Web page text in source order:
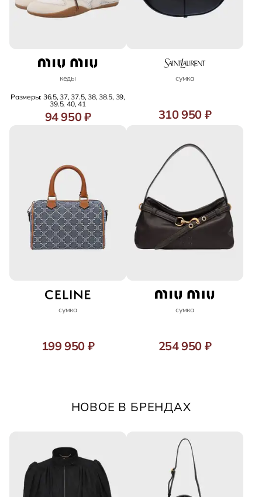
кеды
Размеры: 36.5, 37, 37.5, 38, 38.5, 39,
39.5, 40, 41
94 950 ₽
сумка
310 950 ₽
сумка
199 950 ₽
сумка
254 950 ₽
НОВОЕ В БРЕНДАХ